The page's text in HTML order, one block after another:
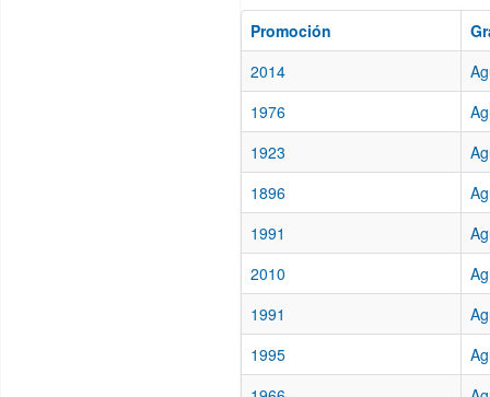
Promoción
2014
1976
1923
1896
1991
2010
1991
1995